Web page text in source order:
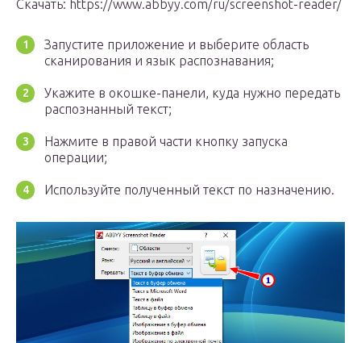
Скачать: https://www.abbyy.com/ru/screenshot-reader/
Запустите приложение и выберите область
сканирования и язык распознавания;
Укажите в окошке-панели, куда нужно передать
распознанный текст;
Нажмите в правой части кнопку запуска
операции;
Используйте полученный текст по назначению.